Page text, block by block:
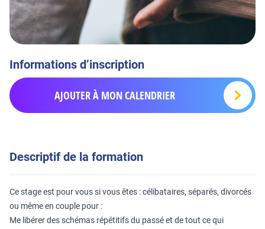
Informations d’inscription
AJOUTER À MON CALENDRIER
Descriptif de la formation
Ce stage est pour vous si vous êtes : célibataires, séparés, divorcés
ou même en couple pour :
Me libérer des schémas répétitifs du passé et de tout ce qui